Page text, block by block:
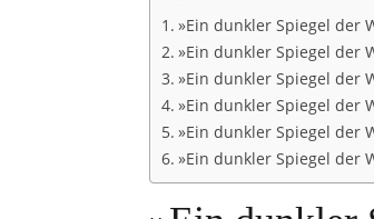
»Ein dunkler Spiegel der
»Ein dunkler Spiegel der
»Ein dunkler Spiegel der
»Ein dunkler Spiegel der
»Ein dunkler Spiegel der
»Ein dunkler Spiegel der